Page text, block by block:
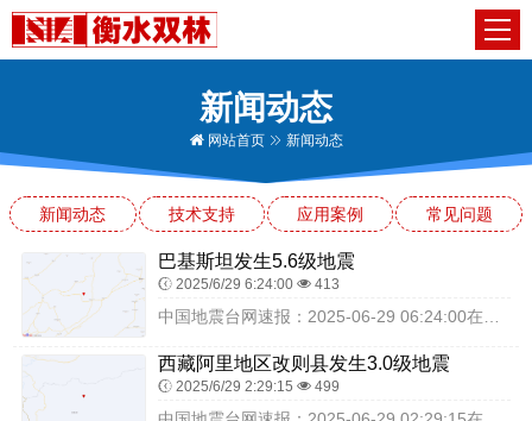
新闻动态
网站首页 新闻动态
新闻动态 技术支持 应用案例 常见问题
巴基斯坦发生5.6级地震
2025/6/29 6:24:00 413
西藏阿里地区改则县发生3.0级地震
2025/6/29 2:29:15 499